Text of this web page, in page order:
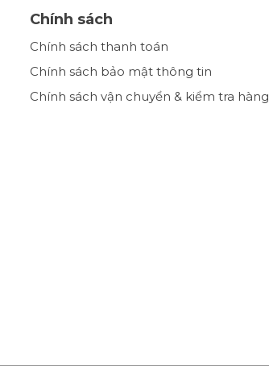
Chính sách
Chính sách thanh toán
Chính sách bảo mật thông tin
Chính sách vận chuyển & kiểm tra hàng